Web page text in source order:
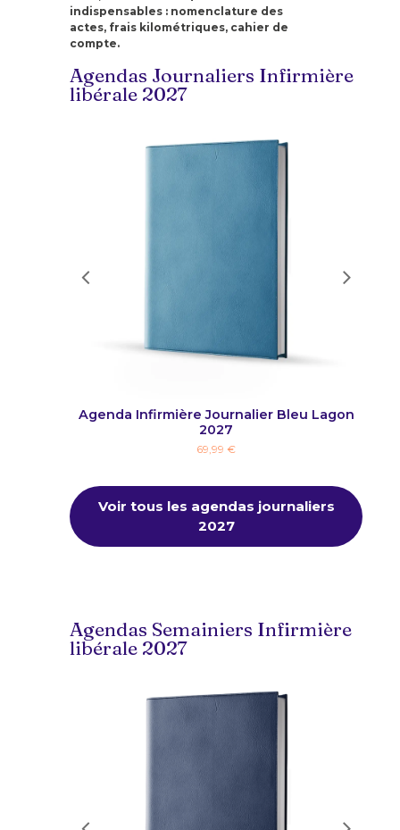
indispensables : nomenclature des
actes, frais kilométriques, cahier de
compte.
Agendas Journaliers Infirmière
libérale 2027
Agenda Infirmière Journalier Bleu Lagon
2027
69,99 €
Voir tous les agendas journaliers
2027
Agendas Semainiers Infirmière
libérale 2027